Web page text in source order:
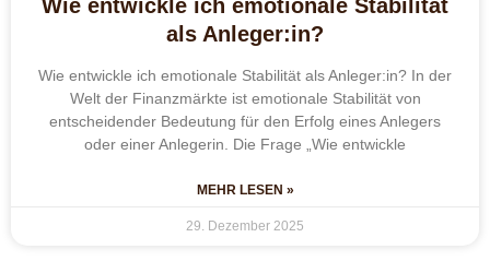
Wie entwickle ich emotionale Stabilität
als Anleger:in?
Wie entwickle ich emotionale Stabilität als Anleger:in? In der
Welt der Finanzmärkte ist emotionale Stabilität von
entscheidender Bedeutung für den Erfolg eines Anlegers
oder einer Anlegerin. Die Frage „Wie entwickle
MEHR LESEN »
29. Dezember 2025